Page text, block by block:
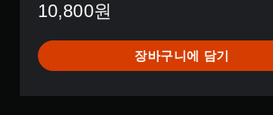
음
10,800원
장바구니에 담기